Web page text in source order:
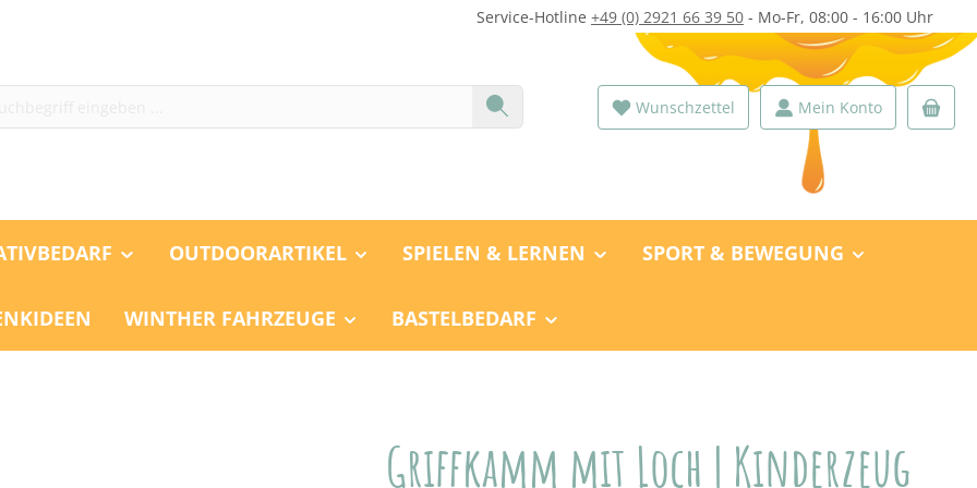
Service-Hotline +49 (0) 2921 66 39 50 - Mo-Fr, 08:00 - 16:00 Uhr
Wunschzettel Mein Konto
OUTDOORARTIKEL SPIELEN & LERNEN SPORT & BEWEGUNG
WINTHER FAHRZEUGE BASTELBEDARF
Griffkamm mit Loch | Kinderzeug